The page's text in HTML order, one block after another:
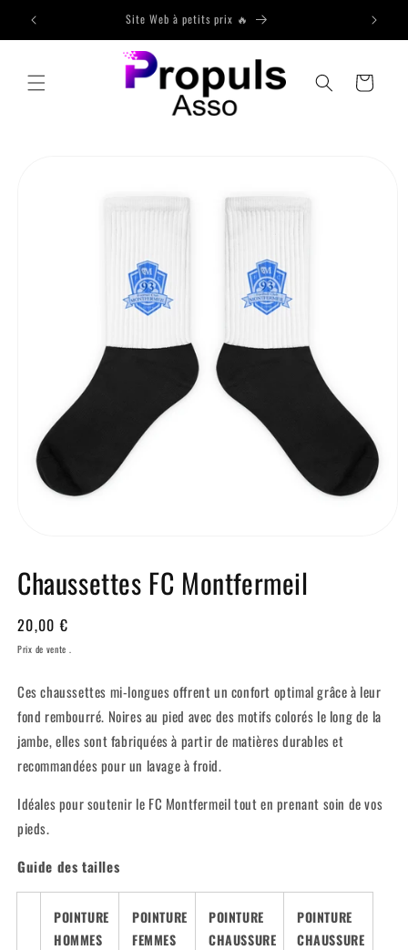
et passer
au
contenu
Site Web à petits prix 🔥
Panier
Chaussettes FC Montfermeil
Prix
habituel
20,00 €
Prix de vente .
Ces chaussettes mi-longues offrent un confort optimal grâce à leur
fond rembourré. Noires au pied avec des motifs colorés le long de la
jambe, elles sont fabriquées à partir de matières durables et
recommandées pour un lavage à froid.
Idéales pour soutenir le FC Montfermeil tout en prenant soin de vos
pieds.
Guide des tailles
POINTURE
HOMMES
POINTURE
FEMMES
POINTURE
CHAUSSURE
POINTURE
CHAUSSURE